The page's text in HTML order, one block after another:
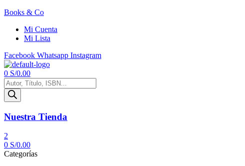
Books & Co
Mi Cuenta
Mi Lista
Facebook Whatsapp Instagram
Menú
0 S/0.00
Búsqueda
de
productos
Nuestra Tienda
2
0 S/0.00
Categorías